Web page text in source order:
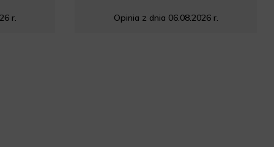
r. Opinia z dnia 06.08.2026 r.